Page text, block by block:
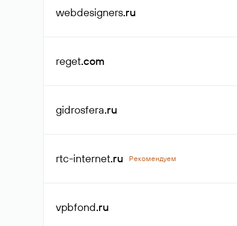
webdesigners.ru
reget.com
gidrosfera.ru
rtc-internet.ru Рекомендуем
vpbfond.ru